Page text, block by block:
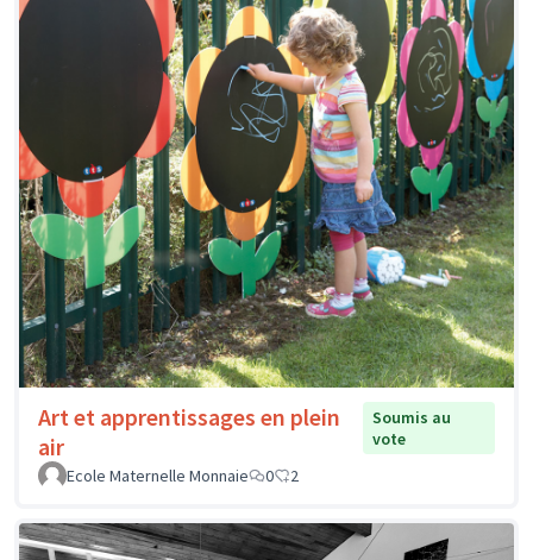
Art et apprentissages en plein
air
Soumis au
vote
Ecole Maternelle Monnaie
0 2